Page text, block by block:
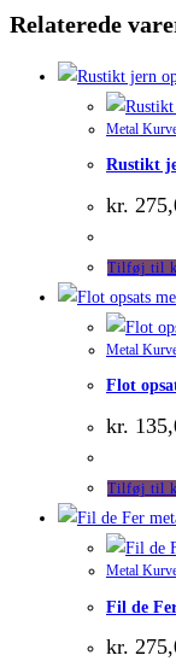
Relaterede
Metal
Rustikt
kr.
Tilføj til
Metal
Flot
kr.
Tilføj til
Metal
Fil de
kr.